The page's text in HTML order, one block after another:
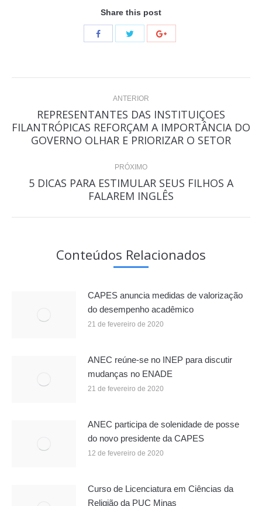
Share this post
Navegação
post:
ANTERIOR
Post
anterior:
REPRESENTANTES DAS INSTITUIÇOES
FILANTRÓPICAS REFORÇAM A IMPORTÂNCIA DO
GOVERNO OLHAR E PRIORIZAR O SETOR
PRÓXIMO
Próximo
post:
5 DICAS PARA ESTIMULAR SEUS FILHOS A
FALAREM INGLÊS
Conteúdos Relacionados
CAPES anuncia medidas de valorização
do desempenho acadêmico
21 de fevereiro de 2020
ANEC reúne-se no INEP para discutir
mudanças no ENADE
21 de fevereiro de 2020
ANEC participa de solenidade de posse
do novo presidente da CAPES
12 de fevereiro de 2020
Curso de Licenciatura em Ciências da
Religião da PUC Minas